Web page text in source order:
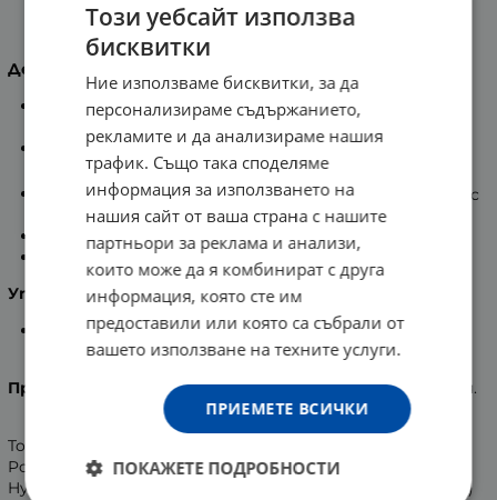
А-Дерма Екзомега контрол крем 400 мл.
Действие
Успокояващият крем е специално разработен за
суха кожа с атопична структура.
Контролира усещанията за дразнене за
новородени, деца и възрастни.
Съдържа екстракт от овесено семе от Rhealba
с
противовъзпалителен ефект.
Не съдържа консерванти и аромат.
Омекотява раздразнената кожа от сухота.
Употреба:
Да се използва веднъж дневно върху тялото и
лицето, които предварително са почистени.
Производител
: Пиер Фабр Дермо-Козметик, Франция.
Tocopherol, Water (Aqua), Caprylic/Capric Triglyceride,
Polyacrylate-13, Glycerin, Cetearyl Alcohol, Niacinamide, 10-
Hydroxydecenoic Acid, PEG-100 Stearate, Avena Sativa (Oat)
Този уебсайт използва
бисквитки
Ние използваме бисквитки, за да
персонализираме съдържанието,
рекламите и да анализираме нашия
трафик. Също така споделяме
информация за използването на
нашия сайт от ваша страна с нашите
партньори за реклама и анализи,
които може да я комбинират с друга
информация, която сте им
предоставили или която са събрали от
вашето използване на техните услуги.
ПРИЕМЕТЕ ВСИЧКИ
ПОКАЖЕТЕ ПОДРОБНОСТИ